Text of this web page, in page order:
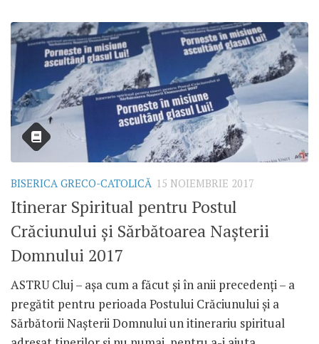
BISERICA GRECO-CATOLICĂ 15 NOIEMBRIE 2017
Itinerar Spiritual pentru Postul
Crăciunului și Sărbătoarea Nașterii
Domnului 2017
ASTRU Cluj – așa cum a făcut și în anii precedenți – a
pregătit pentru perioada Postului Crăciunului și a
Sărbătorii Nașterii Domnului un itinerariu spiritual